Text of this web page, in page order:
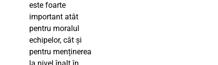
este foarte
important atât
pentru moralul
echipelor, cât și
pentru menținerea